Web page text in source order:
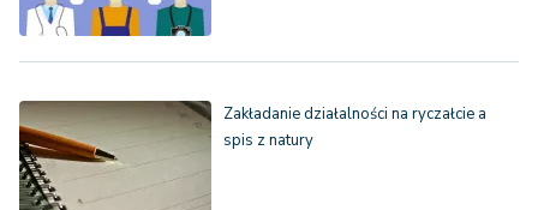
Zakładanie działalności na ryczałcie a
spis z natury